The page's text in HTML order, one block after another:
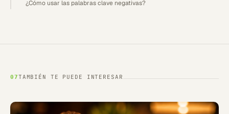
¿Cómo usar las palabras clave negativas?
07TAMBIÉN TE PUEDE INTERESAR